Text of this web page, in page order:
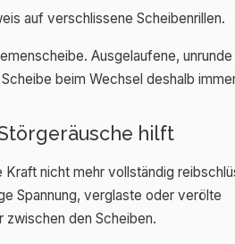
auf verschlissene Scheibenrillen.
Ausgelaufene,
beim Wechsel deshalb
hilft
Kraft nicht mehr vollständig
Spannung, verglaste oder verölte
den Scheiben.